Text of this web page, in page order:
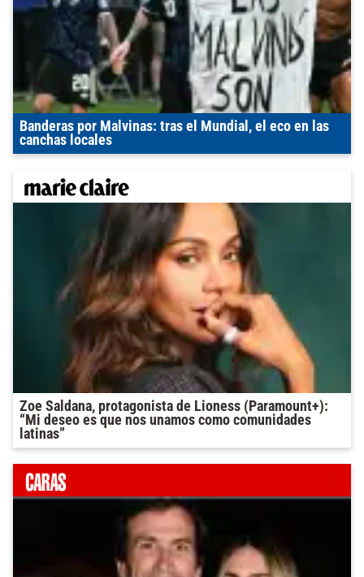
Banderas por Malvinas: tras el Mundial, el eco en las
canchas locales
Zoe Saldana, protagonista de Lioness (Paramount+):
“Mi deseo es que nos unamos como comunidades
latinas”